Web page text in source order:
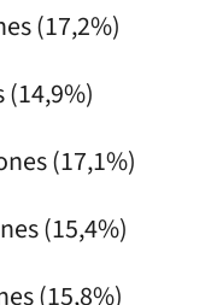
(17,2%)
(14,9%)
(17,1%)
(15,4%)
(15,8%)